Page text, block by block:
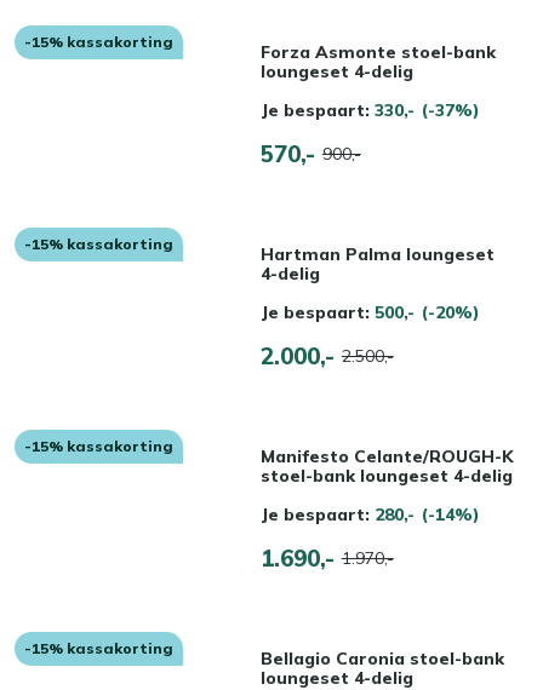
-15% kassakorting
Forza Asmonte stoel-bank
loungeset 4-delig
Je bespaart: 330,- (-37%)
570,- 900,-
-15% kassakorting
Hartman Palma loungeset
4-delig
Je bespaart: 500,- (-20%)
2.000,- 2.500,-
-15% kassakorting
Manifesto Celante/ROUGH-K
stoel-bank loungeset 4-delig
Je bespaart: 280,- (-14%)
1.690,- 1.970,-
-15% kassakorting
Bellagio Caronia stoel-bank
loungeset 4-delig